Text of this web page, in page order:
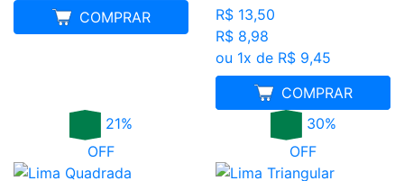
COMPRAR
R$ 13,50
R$ 8,98
ou 1x de R$ 9,45
COMPRAR
MELHOR PREÇO
21%
OFF
30%
OFF